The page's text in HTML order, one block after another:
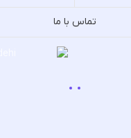
تماس با ما